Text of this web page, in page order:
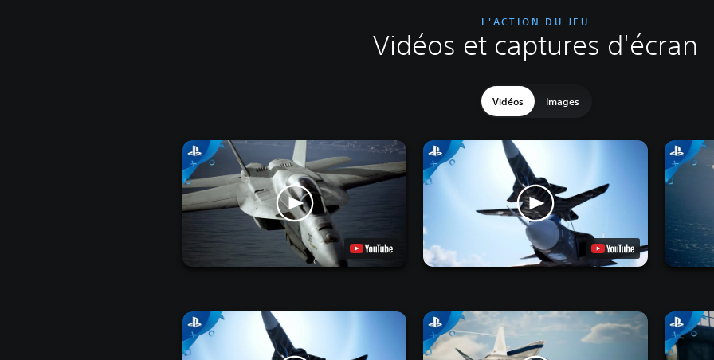
L'ACTION DU JEU
Vidéos et captures d'écran
Vidéos Images